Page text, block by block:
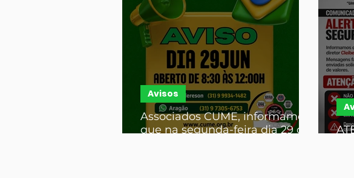
Associados CUME, informamos
que na segunda-feira dia 29 de
Avisos